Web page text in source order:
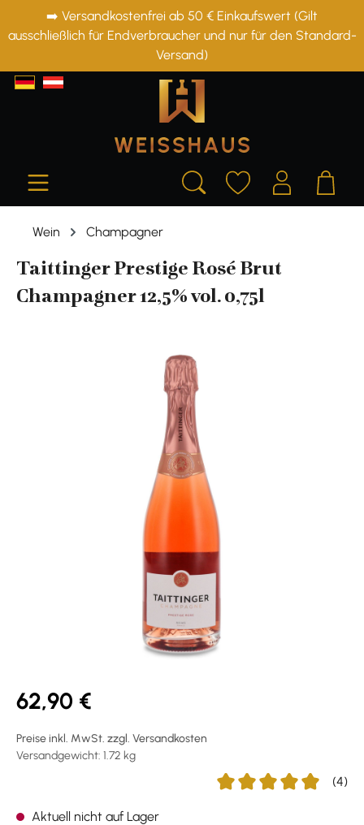
springen
➡️ Versandkostenfrei ab 50 € Einkaufswert (Gilt
ausschließlich für Endverbraucher und nur für den Standard-
Versand)
Wein Champagner
Taittinger Prestige Rosé Brut
Champagner 12,5% vol. 0,75l
62,90 €
Preise inkl. MwSt. zzgl. Versandkosten
Versandgewicht: 1.72 kg
(4)
Aktuell nicht auf Lager